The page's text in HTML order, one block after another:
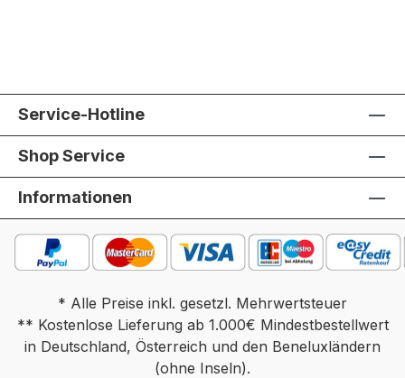
Service-Hotline
Shop Service
Informationen
* Alle Preise inkl. gesetzl. Mehrwertsteuer
** Kostenlose Lieferung ab 1.000€ Mindestbestellwert
in Deutschland, Österreich und den Beneluxländern
(ohne Inseln).